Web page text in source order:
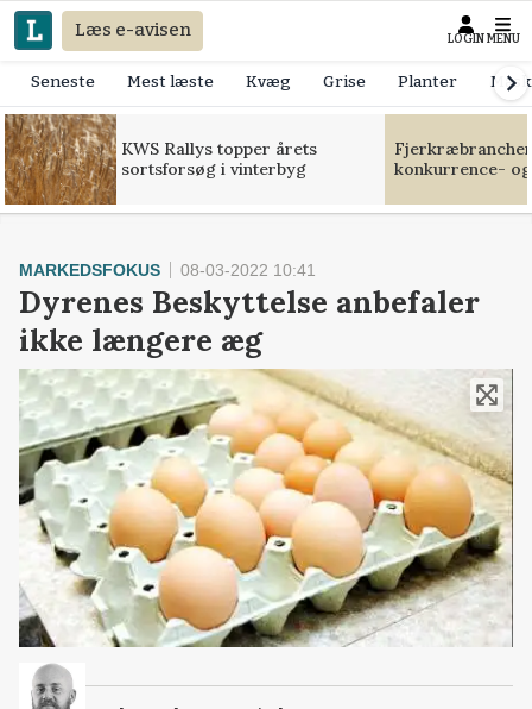
Læs e-avisen LOGIN MENU
Seneste Mest læste Kvæg Grise Planter
KWS Rallys topper årets
sortsforsøg i vinterbyg
konkurrence-
MARKEDSFOKUS 08-03-2022 10:41
Dyrenes Beskyttelse anbefaler
ikke længere æg